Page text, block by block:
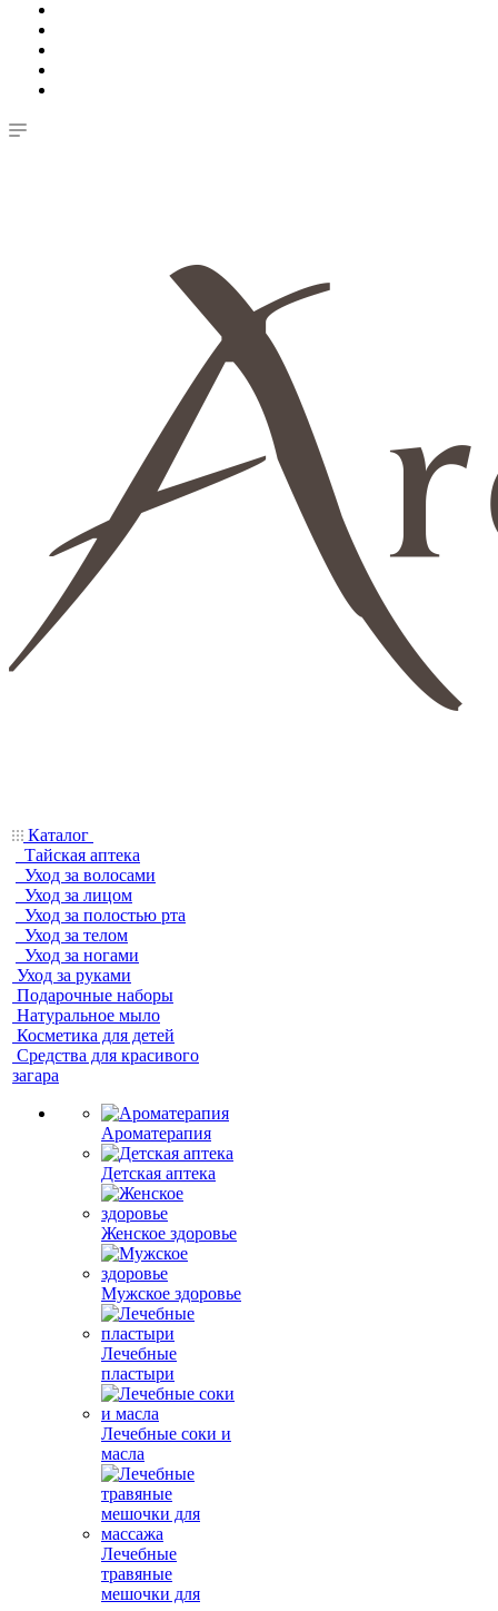
Каталог
Тайская аптека
Уход за волосами
Уход за лицом
Уход за полостью рта
Уход за телом
Уход за ногами
Уход за руками
Подарочные наборы
Натуральное мыло
Косметика для детей
Средства для красивого
загара
Ароматерапия
Детская аптека
Женское здоровье
Мужское здоровье
Лечебные
пластыри
Лечебные соки и
масла
Лечебные
травяные
мешочки для